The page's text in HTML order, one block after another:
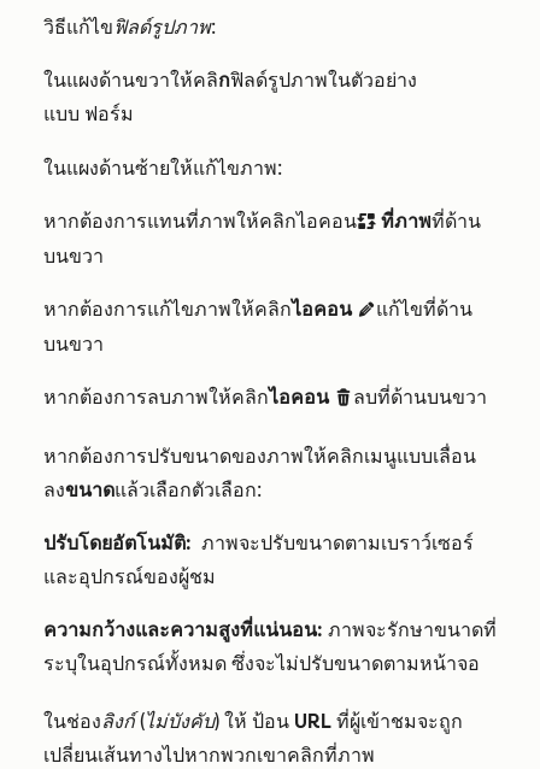
วิธีแก้ไข ฟิลด์รูปภาพ:
ในแผงด้านขวาให้คลิกฟิลด์รูปภาพในตัวอย่าง
แบบ ฟอร์ม
ในแผงด้านซ้ายให้แก้ไขภาพ:
หากต้องการแทนที่ภาพให้คลิกไอคอนreplace ที่ภาพที่ด้าน
บนขวา
หากต้องการแก้ไขภาพให้คลิกไอคอน editแก้ไขที่ด้าน
บนขวา
หากต้องการลบภาพให้คลิกไอคอน deleteลบที่ด้านบนขวา
หากต้องการปรับขนาดของภาพให้คลิกเมนูแบบเลื่อน
ลงขนาดแล้วเลือกตัวเลือก:
ปรับโดยอัตโนมัติ: ภาพจะปรับขนาดตามเบราว์เซอร์
และอุปกรณ์ของผู้ชม
ความกว้างและความสูงที่แน่นอน: ภาพจะรักษาขนาดที่
ระบุในอุปกรณ์ทั้งหมด ซึ่งจะไม่ปรับขนาดตามหน้าจอ
ในช่องลิงก์ (ไม่บังคับ) ให้ ป้อน URL ที่ผู้เข้าชมจะถูก
เปลี่ยนเส้นทางไปหากพวกเขาคลิกที่ภาพ